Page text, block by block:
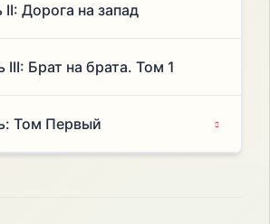
Дорога на запад
III: Брат на брата. Том 1
Том Первый